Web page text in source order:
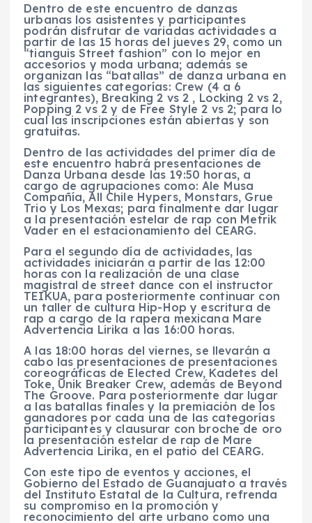
Dentro de este encuentro de danzas
urbanas los asistentes y participantes
podrán disfrutar de variadas actividades a
partir de las 15 horas del jueves 29, como un
“tianguis Street fashion” con lo mejor en
accesorios y moda urbana; además se
organizan las “batallas” de danza urbana en
las siguientes categorías: Crew (4 a 6
integrantes), Breaking 2 vs 2 , Locking 2 vs 2,
Popping 2 vs 2 y de Free Style 2 vs 2; para lo
cual las inscripciones están abiertas y son
gratuitas.
Dentro de las actividades del primer día de
este encuentro habrá presentaciones de
Danza Urbana desde las 19:50 horas, a
cargo de agrupaciones como: Ale Musa
Compañía, All Chile Hypers, Monstars, Grue
Trio y Los Mexas; para finalmente dar lugar
a la presentación estelar de rap con Metrik
Vader en el estacionamiento del CEARG.
Para el segundo día de actividades, las
actividades iniciarán a partir de las 12:00
horas con la realización de una clase
magistral de street dance con el instructor
TEIKUA, para posteriormente continuar con
un taller de cultura Hip-Hop y escritura de
rap a cargo de la rapera mexicana Mare
Advertencia Lirika a las 16:00 horas.
A las 18:00 horas del viernes, se llevarán a
cabo las presentaciones de presentaciones
coreográficas de Elected Crew, Kadetes del
Toke, Unik Breaker Crew, además de Beyond
The Groove. Para posteriormente dar lugar
a las batallas finales y la premiación de los
ganadores por cada una de las categorías
participantes y clausurar con broche de oro
la presentación estelar de rap de Mare
Advertencia Lirika, en el patio del CEARG.
Con este tipo de eventos y acciones, el
Gobierno del Estado de Guanajuato a través
del Instituto Estatal de la Cultura, refrenda
su compromiso en la promoción y
reconocimiento del arte urbano como una